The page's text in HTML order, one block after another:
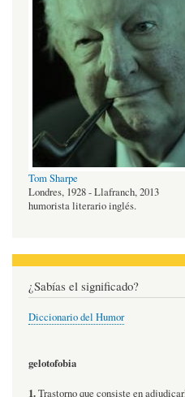
Tom Sharpe
Londres, 1928 - Llafranch, 2013
humorista literario inglés.
¿Sabías el significado?
Diccionario del Humor
gelotofobia
1.Trastorno que consiste en